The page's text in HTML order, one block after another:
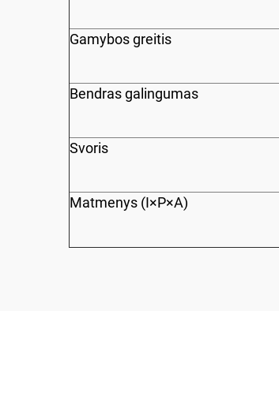
Gamybos greitis
Bendras galingumas
Svoris
Matmenys (I×P×A)